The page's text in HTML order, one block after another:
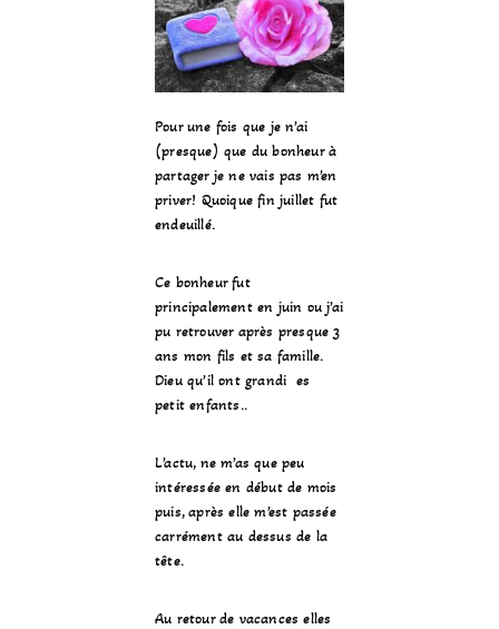
Pour une fois que je n’ai
(presque) que du bonheur à
partager je ne vais pas m’en
priver! Quoique fin juillet fut
endeuillé.
Ce bonheur fut
principalement en juin ou j’ai
pu retrouver après presque 3
ans mon fils et sa famille.
Dieu qu’il ont grandi es
petit enfants..
L’actu, ne m’as que peu
intéressée en début de mois
puis, après elle m’est passée
carrément au dessus de la
tête.
Au retour de vacances elles